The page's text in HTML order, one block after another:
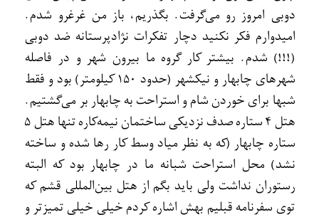
دوبی امروز رو می‌گرفت. بگذريم، باز من غرغرو شدم.
اميدوارم فکر نکنيد دچار تفکرات نژادپرستانه ضد دوبی
(!!!) شدم. بيشتر کار گروه ما بيرون شهر و در فاصله
شهرهای چابهار و نيکشهر (حدود 150 کيلومتر) بود و فقط
شبها برای خوردن شام و استراحت به چابهار بر می‌گشتيم.
هتل 4 ستاره صدف نزديکی ساختمان نيمه‌کاره تنها هتل 5
ستاره چابهار (که به نظر مياد وسط کار رها شده و ساخته
نشد) محل استراحت شبانه ما در چابهار بود که البته
رستوران نداشت ولی بايد بگم از هتل بين‌المللی قشم که
توی سفرنامه قبليم بهش اشاره کردم خيلی خيلی تميزتر و